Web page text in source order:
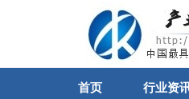
首页 行业资